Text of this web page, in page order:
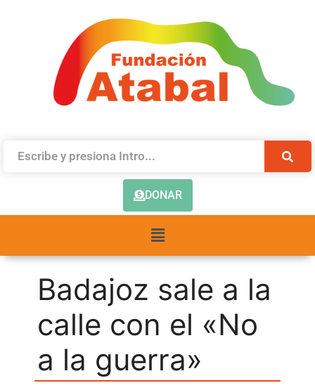
DONAR
Badajoz sale a la
calle con el «No
a la guerra»